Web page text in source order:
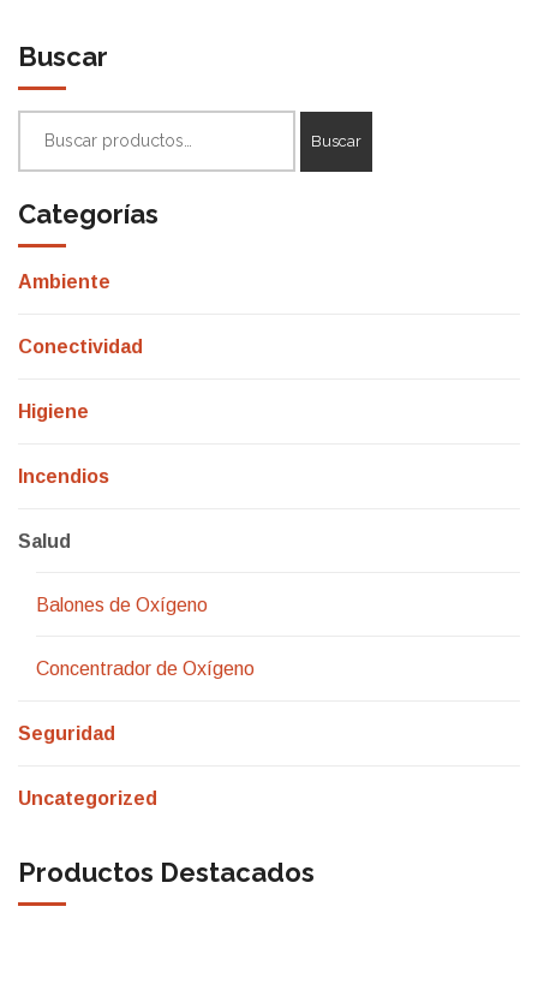
Buscar
por:
Buscar
Categorías
Ambiente
Conectividad
Higiene
Incendios
Salud
Balones de Oxígeno
Concentrador de Oxígeno
Seguridad
Uncategorized
Productos Destacados